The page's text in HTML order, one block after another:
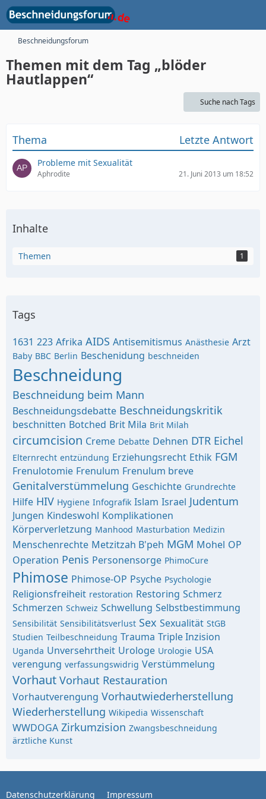
Beschneidungsforum
Themen mit dem Tag „blöder
Hautlappen“
Suche nach Tags
Thema Letzte Antwort
Probleme mit Sexualität
Aphrodite 21. Juni 2013 um 18:52
Inhalte
Themen 1
Tags
1631 223 Afrika AIDS Antisemitismus Anästhesie Arzt
Baby BBC Berlin Beschenidung beschneiden
Beschneidung
Beschneidung beim Mann
Beschneidungsdebatte Beschneidungskritik
beschnitten Botched Brit Mila Brit Milah
circumcision Creme Debatte Dehnen DTR Eichel
Elternrecht entzündung Erziehungsrecht Ethik FGM
Frenulotomie Frenulum Frenulum breve
Genitalverstümmelung Geschichte Grundrechte
Hilfe HIV Hygiene Infografik Islam Israel Judentum
Jungen Kindeswohl Komplikationen
Körperverletzung Manhood Masturbation Medizin
Menschenrechte Metzitzah B'peh MGM Mohel OP
Operation Penis Personensorge PhimoCure
Phimose Phimose-OP Psyche Psychologie
Religionsfreiheit restoration Restoring Schmerz
Schmerzen Schweiz Schwellung Selbstbestimmung
Sensibilität Sensibilitätsverlust Sex Sexualität StGB
Studien Teilbeschneidung Trauma Triple Inzision
Uganda Unversehrtheit Urologe Urologie USA
verengung verfassungswidrig Verstümmelung
Vorhaut Vorhaut Restauration
Vorhautverengung Vorhautwiederherstellung
Wiederherstellung Wikipedia Wissenschaft
WWDOGA Zirkumzision Zwangsbeschneidung
ärztliche Kunst
Datenschutzerklärung Impressum